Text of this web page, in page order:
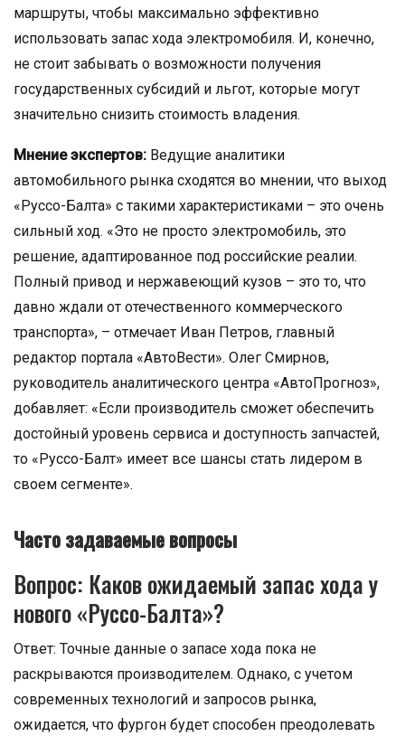
маршруты, чтобы максимально эффективно
использовать запас хода электромобиля. И, конечно,
не стоит забывать о возможности получения
государственных субсидий и льгот, которые могут
значительно снизить стоимость владения.
Мнение экспертов: Ведущие аналитики
автомобильного рынка сходятся во мнении, что выход
«Руссо-Балта» с такими характеристиками – это очень
сильный ход. «Это не просто электромобиль, это
решение, адаптированное под российские реалии.
Полный привод и нержавеющий кузов – это то, что
давно ждали от отечественного коммерческого
транспорта», – отмечает Иван Петров, главный
редактор портала «АвтоВести». Олег Смирнов,
руководитель аналитического центра «АвтоПрогноз»,
добавляет: «Если производитель сможет обеспечить
достойный уровень сервиса и доступность запчастей,
то «Руссо-Балт» имеет все шансы стать лидером в
своем сегменте».
Часто задаваемые вопросы
Вопрос: Каков ожидаемый запас хода у
нового «Руссо-Балта»?
Ответ: Точные данные о запасе хода пока не
раскрываются производителем. Однако, с учетом
современных технологий и запросов рынка,
ожидается, что фургон будет способен преодолевать